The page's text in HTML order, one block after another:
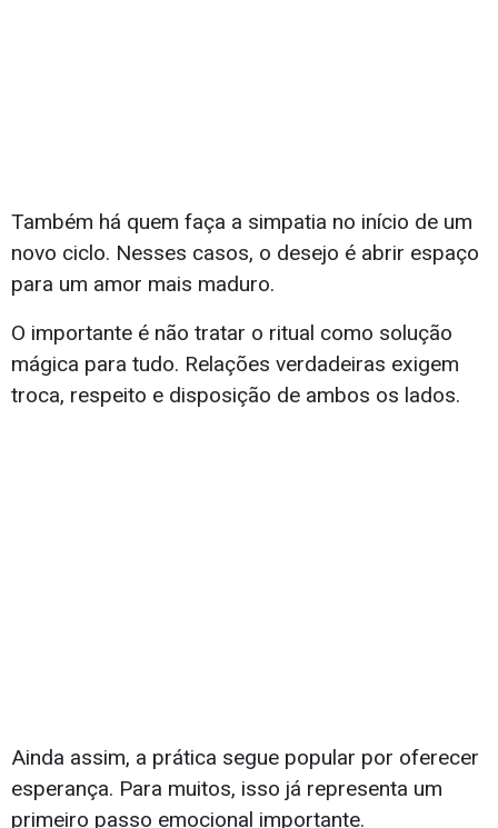
Também há quem faça a simpatia no início de um
novo ciclo. Nesses casos, o desejo é abrir espaço
para um amor mais maduro.
O importante é não tratar o ritual como solução
mágica para tudo. Relações verdadeiras exigem
troca, respeito e disposição de ambos os lados.
Ainda assim, a prática segue popular por oferecer
esperança. Para muitos, isso já representa um
primeiro passo emocional importante.